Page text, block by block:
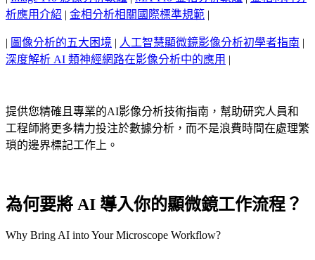
析應用介紹 | 金相分析相關國際標準規範 |
| 圖像分析的五大困境 | 人工智慧顯微鏡影像分析初學者指南 |
深度解析 AI 類神經網路在影像分析中的應用 |
提供您精確且專業的AI影像分析技術指南，幫助研究人員和
工程師將更多精力投注於數據分析，而不是浪費時間在處理繁
瑣的邊界標記工作上。
為何要將 AI 導入你的顯微鏡工作流程？
Why Bring AI into Your Microscope Workflow?